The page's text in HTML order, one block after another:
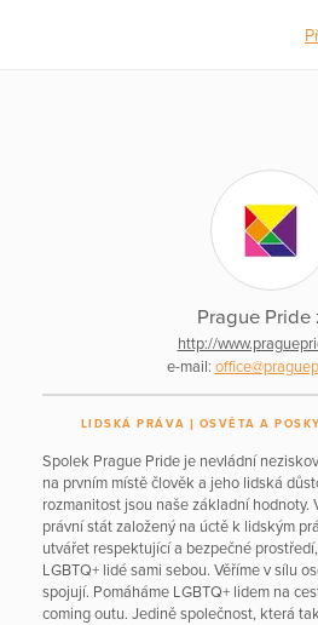
Prague Pride
http://
e-mail:
LIDSKÁ PRÁVA OSVĚTA A
Spolek Prague Pride je nevládní
na prvním místě člověk a jeho lidská
rozmanitost jsou naše základní hodnoty.
právní stát založený na úctě k lidským
utvářet respektující a bezpečné
LGBTQ+ lidé sami sebou. Věříme v sílu
spojují. Pomáháme LGBTQ+ lidem na
coming outu. Jedině společnost, která